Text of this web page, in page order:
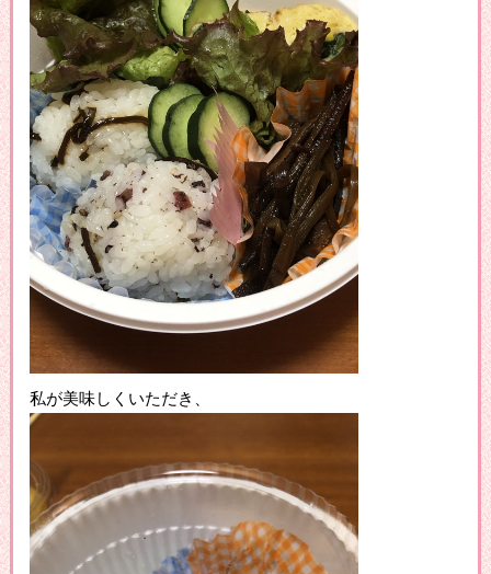
私が美味しくいただき、